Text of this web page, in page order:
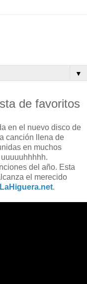
▼
de favoritos
en el nuevo disco de
canción llena de
en muchos
del año. Esta
el merecido
.